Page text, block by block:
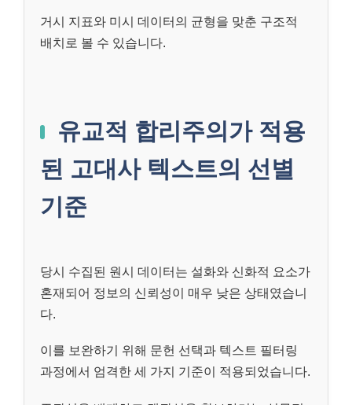
거시 지표와 미시 데이터의 균형을 맞춘 구조적
배치로 볼 수 있습니다.
유교적 합리주의가 적용
된 고대사 텍스트의 선별
기준
당시 수집된 원시 데이터는 설화와 신화적 요소가
혼재되어 정보의 신뢰성이 매우 낮은 상태였습니
다.
이를 보완하기 위해 문헌 선택과 텍스트 필터링
과정에서 엄격한 세 가지 기준이 적용되었습니다.